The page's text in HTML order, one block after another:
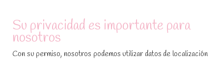
ATENCIÓN AL CLIENTE
Condiciones de compra
Su privacidad es importante para
nosotros
Con su permiso, nosotros podemos utilizar datos de localización